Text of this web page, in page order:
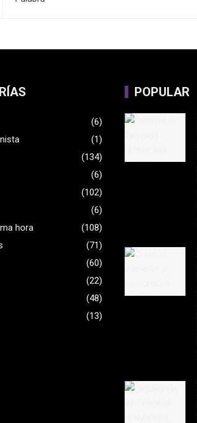
(6)
(1)
(134)
(6)
(102)
(6)
hora
(108)
(71)
(60)
(22)
(48)
(13)
POPULAR